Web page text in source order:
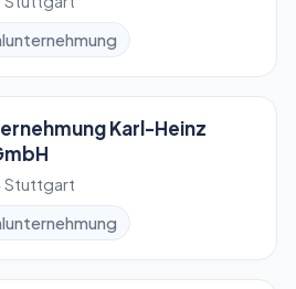
Karl-Heinz
Stuttgart